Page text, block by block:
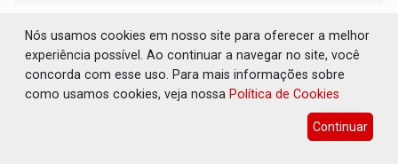
Nós usamos cookies em nosso site para oferecer a melhor
experiência possível. Ao continuar a navegar no site, você
concorda com esse uso. Para mais informações sobre
como usamos cookies, veja nossa Política de Cookies
Continuar